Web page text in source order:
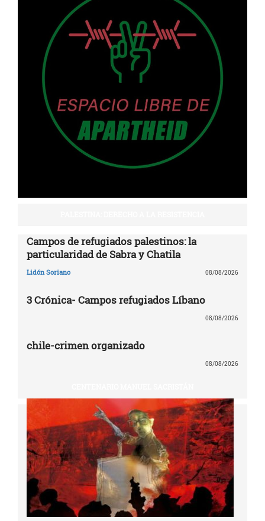
Campos de refugiados palestinos: la
particularidad de Sabra y Chatila
Lidón Soriano 08/08/2026
3 Crónica- Campos refugiados Líbano
08/08/2026
chile-crimen organizado
08/08/2026